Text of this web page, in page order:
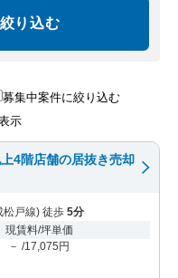
り込む
募集中案件に絞り込む
示
4階店舗の居抜き売却
松戸線) 徒歩 5分
現賃料/坪単価
－ /17,075円